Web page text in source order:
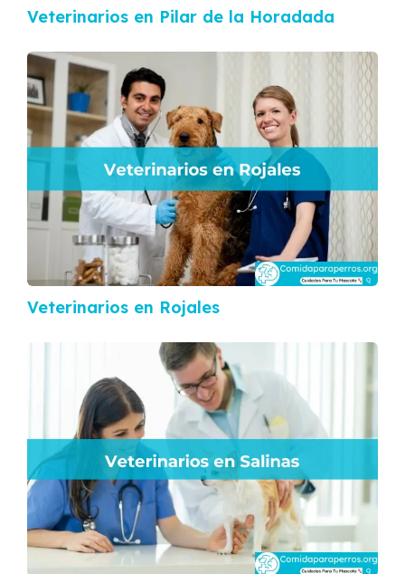
Veterinarios en Pilar de la Horadada
Veterinarios en Rojales